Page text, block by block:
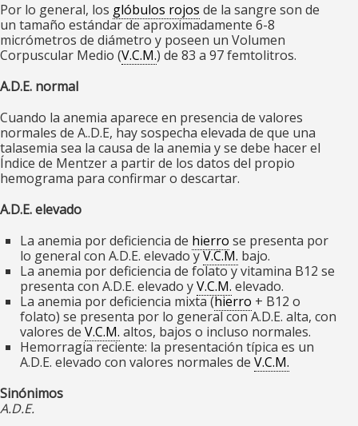
Por lo general, los glóbulos rojos de la sangre son de
un tamaño estándar de aproximadamente 6-8
micrómetros de diámetro y poseen un Volumen
Corpuscular Medio (V.C.M.) de 83 a 97 femtolitros.
A.D.E. normal
Cuando la anemia aparece en presencia de valores
normales de A..D.E, hay sospecha elevada de que una
talasemia sea la causa de la anemia y se debe hacer el
Índice de Mentzer a partir de los datos del propio
hemograma para confirmar o descartar.
A.D.E. elevado
La anemia por deficiencia de hierro se presenta por
lo general con A.D.E. elevado yV.C.M. bajo.
La anemia por deficiencia de folato y vitamina B12 se
presenta con A.D.E. elevado yV.C.M. elevado.
La anemia por deficiencia mixta (hierro + B12 o
folato) se presenta por lo general con A.D.E. alta, con
valores de V.C.M. altos, bajos o incluso normales.
Hemorragia reciente: la presentación típica es un
A.D.E. elevado con valores normales de V.C.M.
Sinónimos
A.D.E.